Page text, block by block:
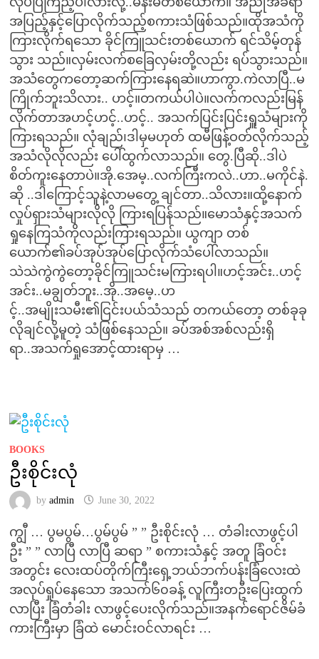
အပြည့်နှင့်ပြောလိုက်သည့်စကားသံဖြစ်သည်။ထိုအသံကို
ကြားလိုက်ရသော ခိုင်ကြူသင်းတစ်ယောက် ရင်သိမ့်တုန်
သွား သည်။လှမ်းလက်စခြေလှမ်းတို့လည်း ရပ်သွားသည်။
အသံတွေကတော့ဆက်ကြားနေရဆဲ။ဟာကွာ.ကဲလာပြီ..မ
ကြိုက်ဘူးသိလား.. ဟင့်။တကယ်ပါပဲ။လက်ကလည်းမြန်
လိုက်တာအဟင့်ဟင့်..ဟင့်.. အသက်ပြင်းပြင်းရှူသံများကို
ကြားရသည်။ လုံချည်၊ဒါမှမဟုတ် ထမီဖြန့်ဝတ်လိုက်သည့်
အသံလိုလိုလည်း ပေါ်ထွက်လာသည်။ တွေ.ပြီဆို..ဒါပဲ
စိတ်ကူးနေတာပဲ။အို.အေမ့..လက်ကြီးကလဲ..ဟာ..မကိုင်နဲ.
ဆို ..ဒါကြောင့်သူနဲ့လာမတွေ့ ချင်တာ..သိလား။ထို့နောက်
လှုပ်ရှားသံများလိုလို ကြားရပြန်သည်။မောသံနှင့်အသက်
ရှုနေကြသံကိုလည်းကြားရသည်။ ယွကျာ တစ်
ယောက်၏ခပ်အုပ်အုပ်ပြောလိုက်သံပေါ်လာသည်။
သဲသဲကွဲကွဲတော့ခိုင်ကြူသင်းမကြားရပါ။ဟင့်အင်း..ဟင့်
အင်း..မချွတ်ဘူး..အို..အမေ့..ဟ
င့်..အမျိုးသမီး၏ငြင်းပယ်သံသည် တကယ်တော့ တစ်ခုခု
လိုချင်လို့မူတဲ့ သံဖြစ်နေသည်။ ခပ်အစ်အစ်လည်းရှိ
ရာ..အသက်ရှုအောင့်ထားရာမှ …
BOOKS
ဦးစိုင်းလုံ
by admin June 30, 2022
ကျွီ … ပွမပွမ်…ပွမ်ပွမ် ” ” ဦးစိုင်းလုံ … တံခါးလာဖွင့်ပါ
ဦး ” ” လာပြီ လာပြီ ဆရာ ” စကားသံနှင့် အတူ ခြံဝင်း
အတွင်း လေးထပ်တိုက်ကြီးရှေ့ဘယ်ဘက်ပန်းခြံလေးထဲ
အလုပ်ရှုပ်နေသော အသက်၆၀ခန့် လူကြီးတဦးပြေးထွက်
လာပြီး ခြံတံခါး လာဖွင့်ပေးလိုက်သည်။အနက်ရောင်ဇိမ်ခံ
ကားကြီးမှာ ခြံထဲ မောင်းဝင်လာရင်း …